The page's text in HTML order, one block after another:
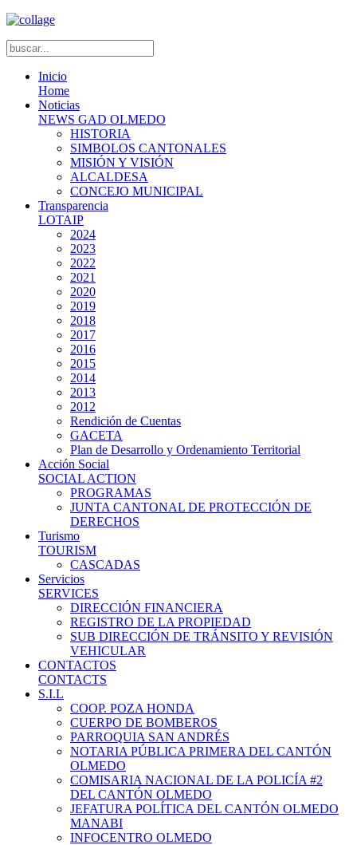
Inicio
Home
Noticias
NEWS GAD OLMEDO
HISTORIA
SIMBOLOS CANTONALES
MISIÓN Y VISIÓN
ALCALDESA
CONCEJO MUNICIPAL
Transparencia
LOTAIP
2024
2023
2022
2021
2020
2019
2018
2017
2016
2015
2014
2013
2012
Rendición de Cuentas
GACETA
Plan de Desarrollo y Ordenamiento Territorial
Acción Social
SOCIAL ACTION
PROGRAMAS
JUNTA CANTONAL DE PROTECCIÓN DE
DERECHOS
Turismo
TOURISM
CASCADAS
Servicios
SERVICES
DIRECCIÓN FINANCIERA
REGISTRO DE LA PROPIEDAD
SUB DIRECCIÓN DE TRÁNSITO Y REVISIÓN
VEHICULAR
CONTACTOS
CONTACTS
S.I.L
COOP. POZA HONDA
CUERPO DE BOMBEROS
PARROQUIA SAN ANDRÉS
NOTARIA PÚBLICA PRIMERA DEL CANTÓN
OLMEDO
COMISARIA NACIONAL DE LA POLICÍA #2
DEL CANTÓN OLMEDO
JEFATURA POLÍTICA DEL CANTÓN OLMEDO
MANABI
INFOCENTRO OLMEDO